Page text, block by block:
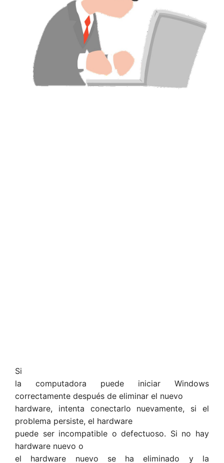
Si
la computadora puede iniciar Windows
correctamente después de eliminar el nuevo
hardware, intenta conectarlo nuevamente, si el
problema persiste, el hardware
puede ser incompatible o defectuoso. Si no hay
hardware nuevo o
el hardware nuevo se ha eliminado y la